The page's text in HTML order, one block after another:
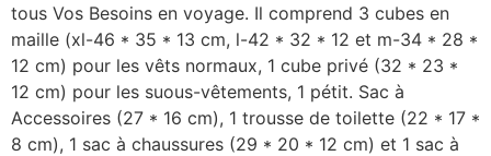
tous Vos Besoins en voyage. Il comprend 3 cubes en
maille (xl-46 * 35 * 13 cm, l-42 * 32 * 12 et m-34 * 28 *
12 cm) pour les vêts normaux, 1 cube privé (32 * 23 *
12 cm) pour les suous-vêtements, 1 pétit. Sac à
Accessoires (27 * 16 cm), 1 trousse de toilette (22 * 17 *
8 cm), 1 sac à chaussures (29 * 20 * 12 cm) et 1 sac à